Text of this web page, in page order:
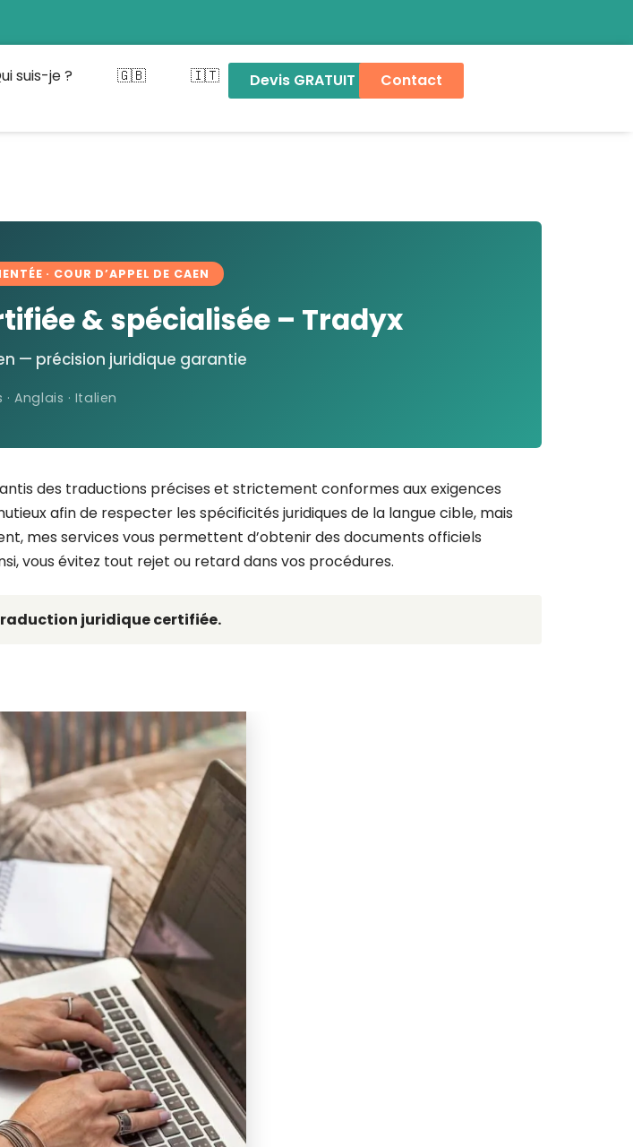
suis-je ? 🇬🇧 🇮🇹 Devis GRATUIT Contact
· COUR D’APPEL DE CAEN
& spécialisée – Tradyx
— précision juridique garantie
Anglais · Italien
des traductions précises et strictement conformes aux exigences
afin de respecter les spécificités juridiques de la langue cible, mais
mes services vous permettent d’obtenir des documents officiels
vous évitez tout rejet ou retard dans vos procédures.
juridique certifiée.